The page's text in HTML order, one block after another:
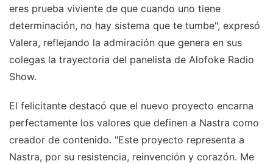
eres prueba viviente de que cuando uno tiene
determinación, no hay sistema que te tumbe", expresó
Valera, reflejando la admiración que genera en sus
colegas la trayectoria del panelista de Alofoke Radio
Show.
El felicitante destacó que el nuevo proyecto encarna
perfectamente los valores que definen a Nastra como
creador de contenido. "Este proyecto representa a
Nastra, por su resistencia, reinvención y corazón. Me